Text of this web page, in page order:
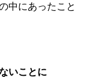
中にあったこと
いことに